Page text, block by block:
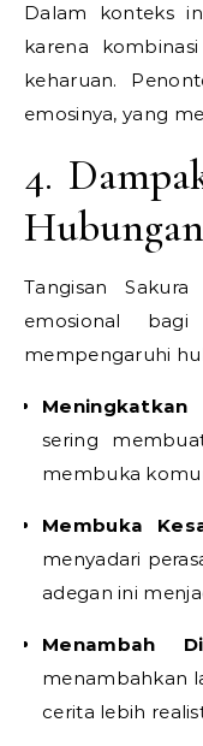
Dalam konteks
karena
keharuan.
emosinya, yang
4.
Tangisan
emosional
mempengaruhi
Meningkatkan
sering
membuka
Membuka
menyadari
adegan ini
Menambah
menambahkan
cerita lebih